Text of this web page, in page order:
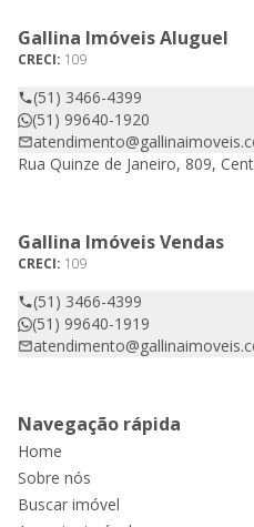
Gallina Imóveis Aluguel
CRECI: 109
(51) 3466-4399
(51) 99640-1920
Rua Quinze de Janeiro, 809,
Gallina Imóveis Vendas
CRECI: 109
(51) 3466-4399
(51) 99640-1919
Navegação rápida
Home
Sobre nós
Buscar imóvel